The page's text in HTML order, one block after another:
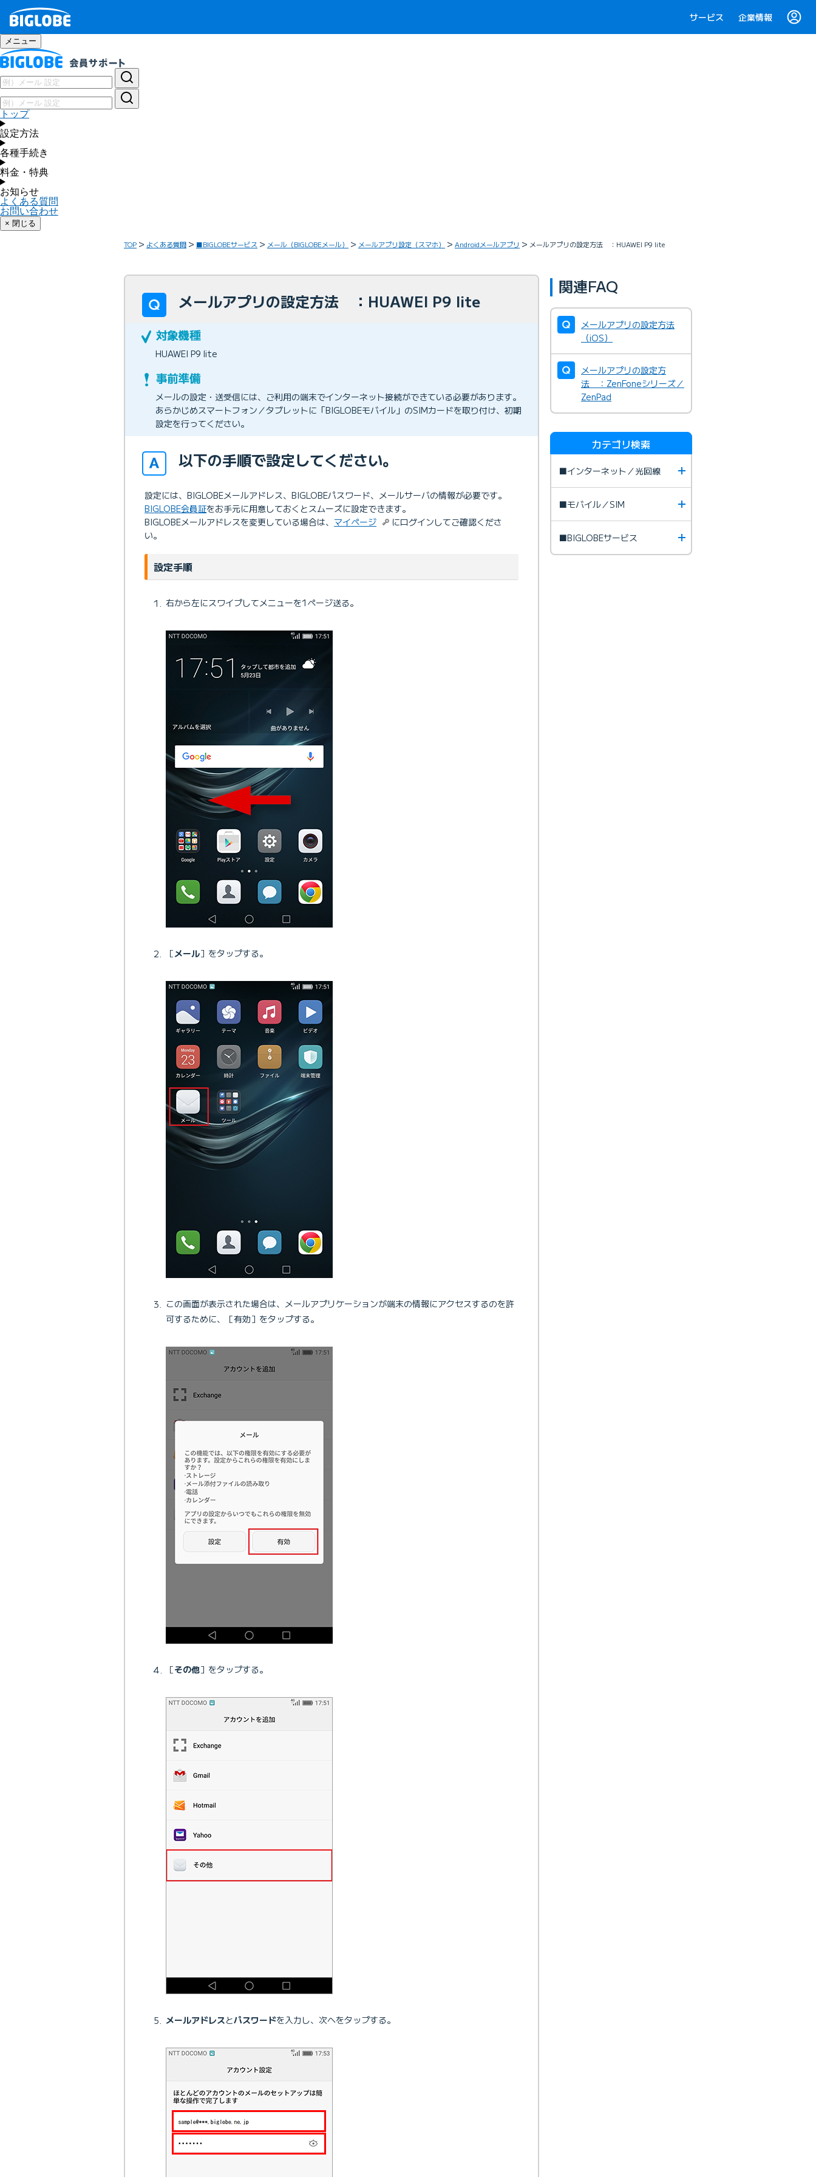
サービス 企業情報
メニュー
トップ
設定方法
各種手続き
料金・特典
お知らせ
よくある質問
お問い合わせ
× 閉じる
TOP よくある質問 ■BIGLOBEサービス メール（BIGLOBEメール） メールアプリ設定（スマホ） Androidメールアプリ メールアプリの設定方法 ：HUAWEI P9 lite
メールアプリの設定方法 ：HUAWEI P9 lite
HUAWEI P9 lite
メールの設定・送受信には、ご利用の端末でインターネット接続ができている必要があります。
あらかじめスマートフォン／タブレットに「BIGLOBEモバイル」のSIMカードを取り付け、初期
設定を行ってください。
以下の手順で設定してください。
設定には、BIGLOBEメールアドレス、BIGLOBEパスワード、メールサーバの情報が必要です。
BIGLOBE会員証をお手元に用意しておくとスムーズに設定できます。
BIGLOBEメールアドレスを変更している場合は、 マイページ
にログインしてご確認くださ
い。
設定手順
右から左にスワイプしてメニューを1ページ送る。
［メール］をタップする。
この画面が表示された場合は、メールアプリケーションが端末の情報にアクセスするのを許
可するために、［有効］をタップする。
［その他］をタップする。
メールアドレス とパスワードを入力し、次へをタップする。
関連FAQ
メールアプリの設定方法
（iOS）
メールアプリの設定方
法 ：ZenFoneシリーズ／
ZenPad
カテゴリ検索
■インターネット／光回線
■モバイル／SIM
■BIGLOBEサービス